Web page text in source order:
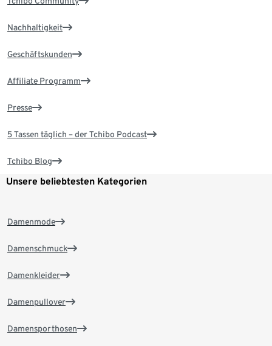
Nachhaltigkeit
Geschäftskunden
Affiliate Programm
Presse
5 Tassen täglich – der Tchibo Podcast
Tchibo Blog
Unsere beliebtesten Kategorien
Damenmode
Damenschmuck
Damenkleider
Damenpullover
Damensporthosen